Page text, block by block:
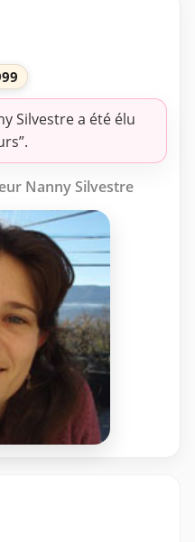
Silvestre a été élu
Nanny Silvestre